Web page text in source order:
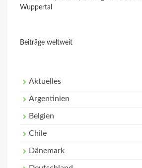
Wuppertal
Beiträge weltweit
Aktuelles
Argentinien
Belgien
Chile
Dänemark